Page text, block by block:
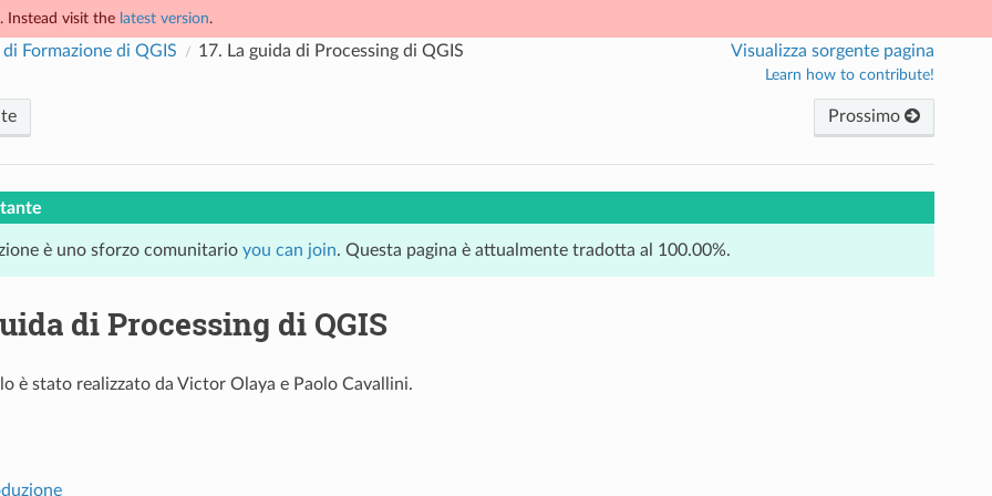
Instead visit the latest version.
Formazione di QGIS 17. La guida di Processing di QGIS Visualizza sorgente pagina
Learn how to contribute!
Prossimo
è uno sforzo comunitario you can join. Questa pagina è attualmente tradotta al 100.00%.
di Processing di QGIS
è stato realizzato da Victor Olaya e Paolo Cavallini.